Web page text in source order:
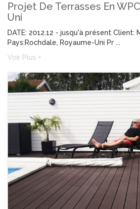
Projet De Terrasses En
Uni
DATE: 2012.12 - jusqu'à présent Client:
Pays:Rochdale, Royaume-Uni Pr ...
Voir Plus +